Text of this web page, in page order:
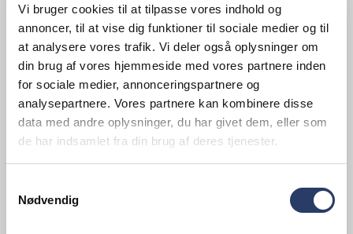
Vi bruger cookies til at tilpasse vores indhold og
annoncer, til at vise dig funktioner til sociale medier og til
at analysere vores trafik. Vi deler også oplysninger om
din brug af vores hjemmeside med vores partnere inden
for sociale medier, annonceringspartnere og
analysepartnere. Vores partnere kan kombinere disse
data med andre oplysninger, du har givet dem, eller som
de har indsamlet fra din brug af deres tjenester.
Nødvendig